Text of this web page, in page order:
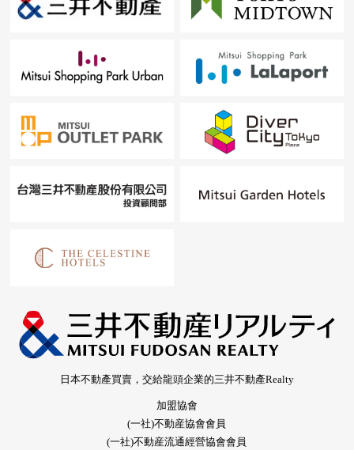
日本不動產買賣，交給龍頭企業的三井不動產Realty
加盟協會
(一社)不動産協會會員
(一社)不動産流通經營協會會員